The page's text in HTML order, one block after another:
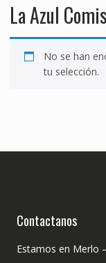
La Azul
No se han
tu selección.
Contactanos
Estamos en Merlo